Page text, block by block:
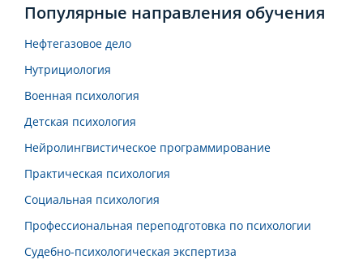
Популярные направления обучения
Нефтегазовое дело
Нутрициология
Военная психология
Детская психология
Нейролингвистическое программирование
Практическая психология
Социальная психология
Профессиональная переподготовка по психологии
Судебно-психологическая экспертиза